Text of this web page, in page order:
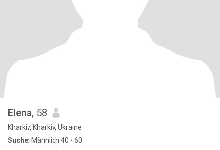
Elena, 58
Kharkiv, Kharkiv, Ukraine
Suche: Männlich 40 - 60